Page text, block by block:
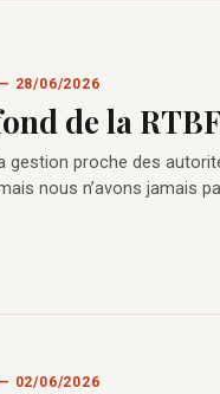
— 28/06/2026
de la
gestion proche des
nous n’avons jamais
02/06/2026